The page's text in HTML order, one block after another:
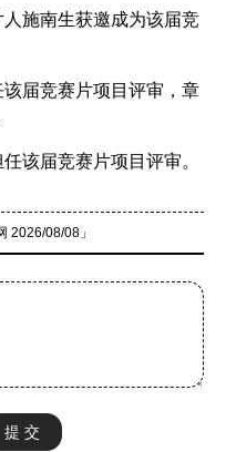
人施南生获邀成为该届竞
该届竞赛片项目评审，章
该届竞赛片项目评审。
2026/08/08」